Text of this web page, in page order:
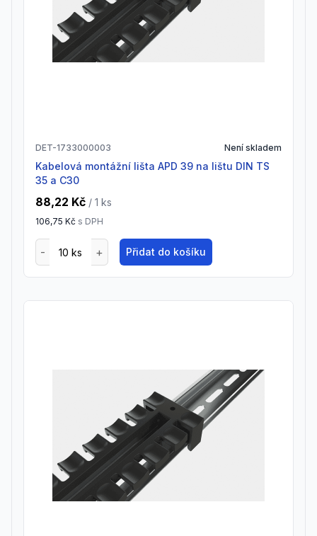
DET-1733000003 Není skladem
Kabelová montážní lišta APD 39 na lištu DIN TS
35 a C30
88,22 Kč / 1 ks
106,75 Kč s DPH
Přidat do košíku